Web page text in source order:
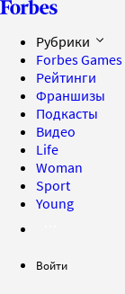
Рубрики
Forbes Games
Рейтинги
Франшизы
Подкасты
Видео
Life
Woman
Sport
Young
Войти